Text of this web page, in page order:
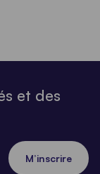
et des
M’inscrire